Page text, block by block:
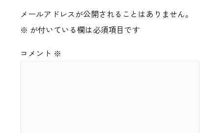
メールアドレスが公開されることはありません。
※ が付いている欄は必須項目です
コメント ※